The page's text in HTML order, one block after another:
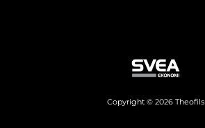
Copyright © 2026 Theofils